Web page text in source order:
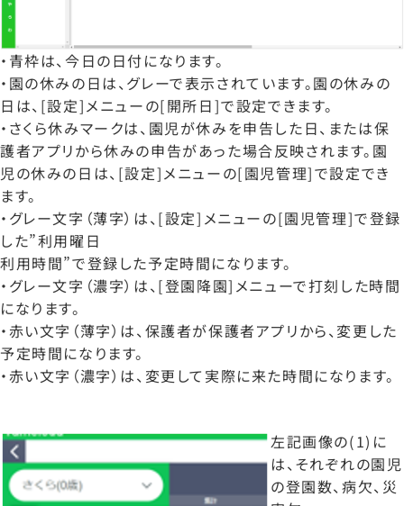
・青枠は、今日の日付になります。
・園の休みの日は、グレーで表示されています。園の休みの
日は、[設定]メニューの[開所日]で設定できます。
・さくら休みマークは、園児が休みを申告した日、または保
護者アプリから休みの申告があった場合反映されます。園
児の休みの日は、[設定]メニューの[園児管理]で設定でき
ます。
・グレー文字（薄字）は、[設定]メニューの[園児管理]で登録
した”利用曜日
利用時間”で登録した予定時間になります。
・グレー文字（濃字）は、[登園降園]メニューで打刻した時間
になります。
・赤い文字（薄字）は、保護者が保護者アプリから、変更した
予定時間になります。
・赤い文字（濃字）は、変更して実際に来た時間になります。
左記画像の(1)に
は、それぞれの園児
の登園数、病欠、災